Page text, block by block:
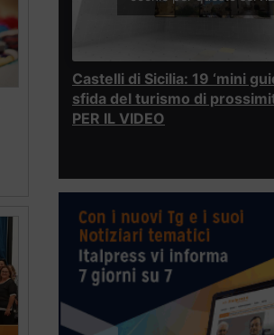
Castelli di Sicilia: 19 ‘mini
sfida del turismo di
PER IL VIDEO